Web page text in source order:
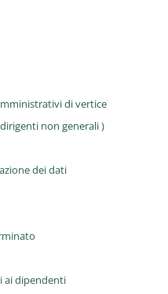
di vertice
non generali )
dei dati
ai dipendenti